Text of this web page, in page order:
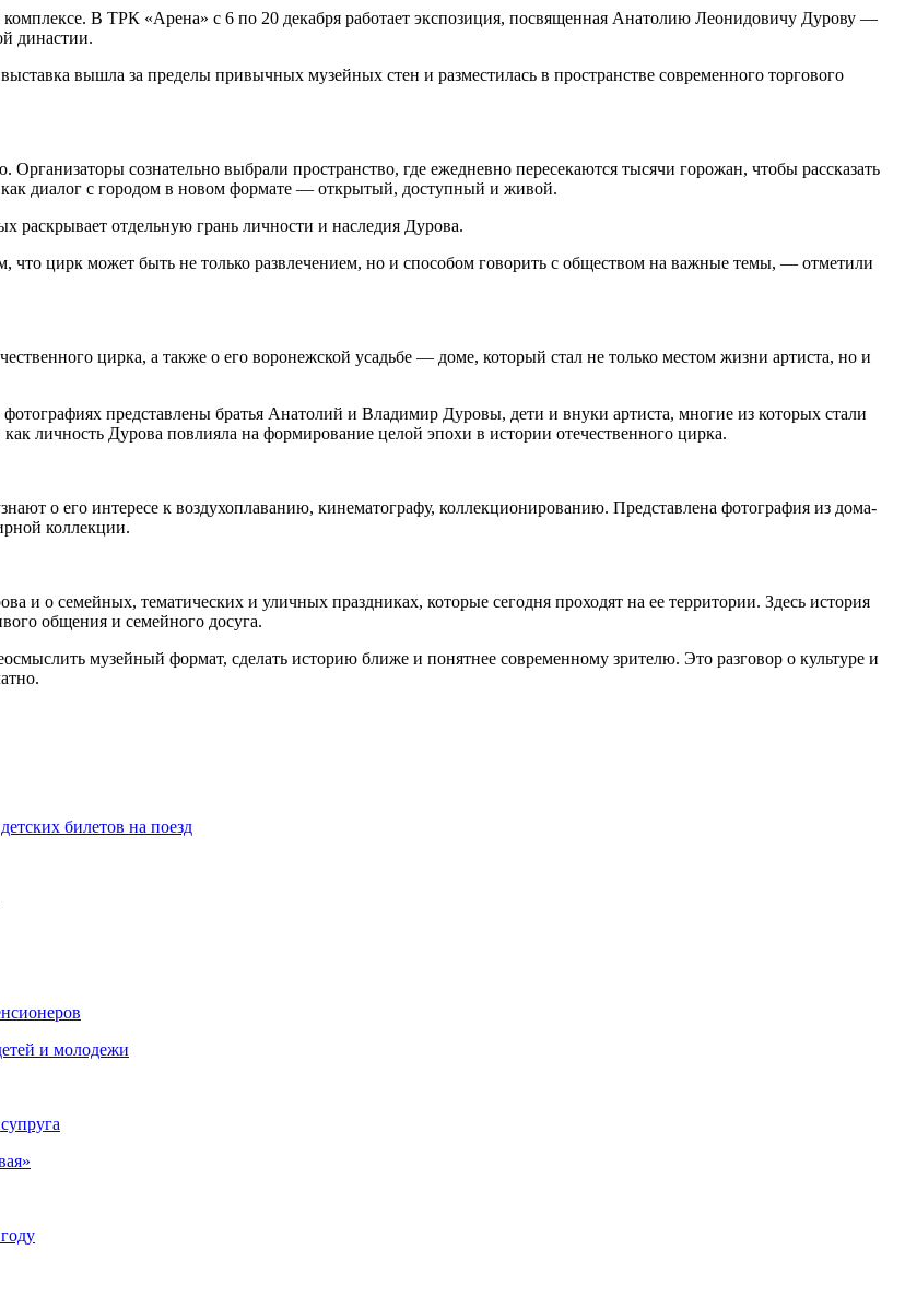
В ТРК «Арена» с 6 по 20 декабря работает экспозиция, посвященная Анатолию Леонидовичу Дурову —
династии.
вышла за пределы привычных музейных стен и разместилась в пространстве современного торгового
сознательно выбрали пространство, где ежедневно пересекаются тысячи горожан, чтобы рассказать
диалог с городом в новом формате — открытый, доступный и живой.
раскрывает отдельную грань личности и наследия Дурова.
что цирк может быть не только развлечением, но и способом говорить с обществом на важные темы, — отметили
цирка, а также о его воронежской усадьбе — доме, который стал не только местом жизни артиста, но и
представлены братья Анатолий и Владимир Дуровы, дети и внуки артиста, многие из которых стали
личность Дурова повлияла на формирование целой эпохи в истории отечественного цирка.
о его интересе к воздухоплаванию, кинематографу, коллекционированию. Представлена фотография из дома-
коллекции.
о семейных, тематических и уличных праздниках, которые сегодня проходят на ее территории. Здесь история
общения и семейного досуга.
музейный формат, сделать историю ближе и понятнее современному зрителю. Это разговор о культуре и
билетов на поезд
и молодежи